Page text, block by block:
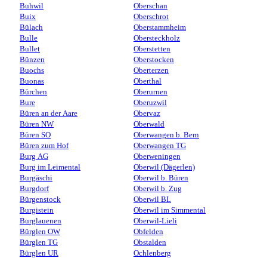
Buhwil
Buix
Bülach
Bulle
Bullet
Bünzen
Buochs
Buonas
Bürchen
Bure
Büren an der Aare
Büren NW
Büren SO
Büren zum Hof
Burg AG
Burg im Leimental
Burgäschi
Burgdorf
Bürgenstock
Burgistein
Burglauenen
Bürglen OW
Bürglen TG
Bürglen UR
Oberschan
Oberschrot
Oberstammheim
Obersteckholz
Oberstetten
Oberstocken
Oberterzen
Oberthal
Oberurnen
Oberuzwil
Obervaz
Oberwald
Oberwangen b. Bern
Oberwangen TG
Oberweningen
Oberwil (Dägerlen)
Oberwil b. Büren
Oberwil b. Zug
Oberwil BL
Oberwil im Simmental
Oberwil-Lieli
Obfelden
Obstalden
Ochlenberg